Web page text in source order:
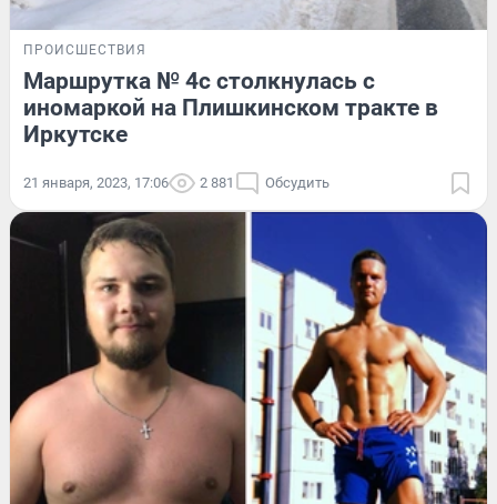
ПРОИСШЕСТВИЯ
Маршрутка № 4с столкнулась с
иномаркой на Плишкинском тракте в
Иркутске
21 января, 2023, 17:06 2 881 Обсудить